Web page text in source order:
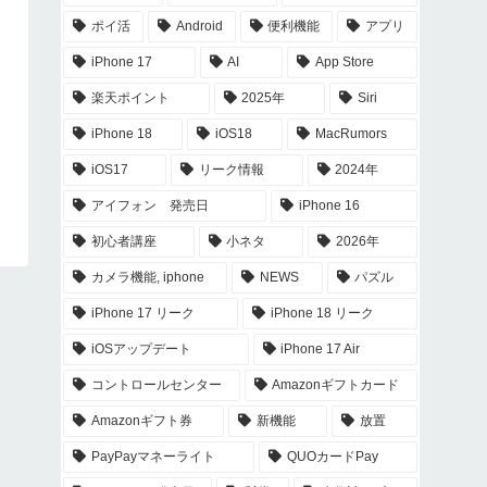
ポイ活 Android 便利機能 アプリ
iPhone 17 AI App Store
楽天ポイント 2025年 Siri
iPhone 18 iOS18 MacRumors
iOS17 リーク情報 2024年
アイフォン 発売日 iPhone 16
初心者講座 小ネタ 2026年
カメラ機能, iphone NEWS パズル
iPhone 17 リーク iPhone 18 リーク
iOSアップデート iPhone 17 Air
コントロールセンター Amazonギフトカード
Amazonギフト券 新機能 放置
PayPayマネーライト QUOカードPay